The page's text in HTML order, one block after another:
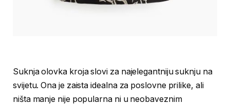
Suknja olovka kroja slovi za najelegantniju suknju na
svijetu. Ona je zaista idealna za poslovne prilike, ali
ništa manje nije popularna ni u neobaveznim